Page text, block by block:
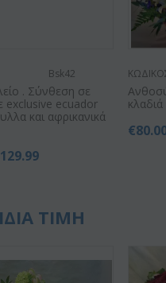
Bsk42
. Σύνθεση σε
exclusive ecuador
και αφρικανικά
129.99
€
ΤΙΜΗ